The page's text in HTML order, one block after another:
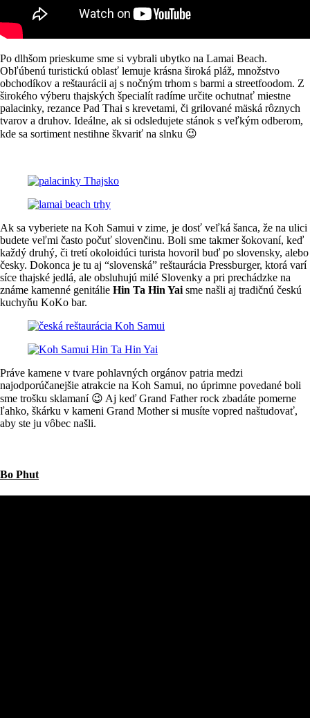
Po dlhšom prieskume sme si vybrali ubytko na Lamai Beach.
Obľúbenú turistickú oblasť lemuje krásna široká pláž, množstvo
obchodíkov a reštaurácii aj s nočným trhom s barmi a streetfoodom. Z
širokého výberu thajských špecialít radíme určite ochutnať miestne
palacinky, rezance Pad Thai s krevetami, či grilované mäská rôznych
tvarov a druhov. Ideálne, ak si odsledujete stánok s veľkým odberom,
kde sa sortiment nestihne škvariť na slnku 😉
Ak sa vyberiete na Koh Samui v zime, je dosť veľká šanca, že na ulici
budete veľmi často počuť slovenčinu. Boli sme takmer šokovaní, keď
každý druhý, či tretí okoloidúci turista hovoril buď po slovensky, alebo
česky. Dokonca je tu aj “slovenská” reštaurácia Pressburger, ktorá varí
síce thajské jedlá, ale obsluhujú milé Slovenky a pri prechádzke na
známe kamenné genitálie Hin Ta Hin Yai sme našli aj tradičnú českú
kuchyňu KoKo bar.
Práve kamene v tvare pohlavných orgánov patria medzi
najodporúčanejšie atrakcie na Koh Samui, no úprimne povedané boli
sme trošku sklamaní 😉 Aj keď Grand Father rock zbadáte pomerne
ľahko, škárku v kameni Grand Mother si musíte vopred naštudovať,
aby ste ju vôbec našli.
Bo Phut